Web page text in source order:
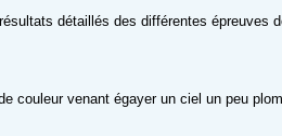
détaillés des différentes épreuves
couleur venant égayer un ciel un peu